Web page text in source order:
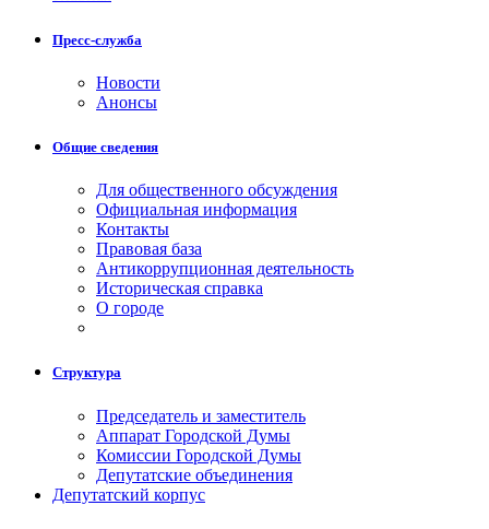
Пресс-служба
Новости
Анонсы
Общие сведения
Для общественного обсуждения
Официальная информация
Контакты
Правовая база
Антикоррупционная деятельность
Историческая справка
О городе
Структура
Председатель и заместитель
Аппарат Городской Думы
Комиссии Городской Думы
Депутатские объединения
Депутатский корпус